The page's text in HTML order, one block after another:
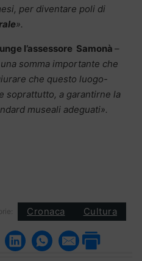
per diventare poli di
».
l’assessore Samonà –
somma importante che
che questo luogo-
soprattutto, a garantirne la
museali adeguati».
Cronaca Cultura